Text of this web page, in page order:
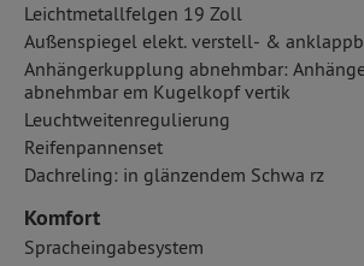
Leichtmetallfelgen 19 Zoll
Außenspiegel elekt. verstell- &
Anhängerkupplung abnehmbar:
abnehmbar em Kugelkopf vertik
Leuchtweitenregulierung
Reifenpannenset
Dachreling: in glänzendem Schwa rz
Komfort
Spracheingabesystem